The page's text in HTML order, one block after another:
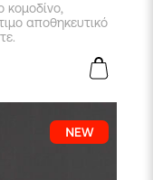
κομοδίνο,
αποθηκευτικό